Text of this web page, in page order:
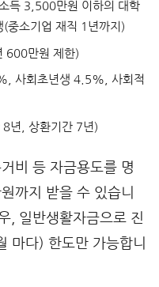
득 3,500만원 이하의 대학
중소기업 재직 1년까지)
600만원 제한)
사회초년생 4.5%, 사회적
년, 상환기간 7년)
비 등 자금용도를 명
까지 받을 수 있습니
, 일반생활자금으로 진
마다) 한도만 가능합니